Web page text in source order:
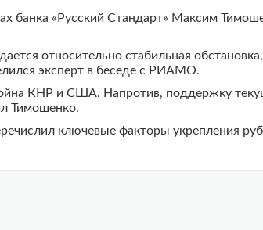
банка «Русский Стандарт» Максим
относительно стабильная
эксперт в беседе с РИАМО.
КНР и США. Напротив, поддержку
Тимошенко.
ключевые факторы укрепления